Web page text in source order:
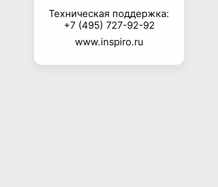
Техническая поддержка:
+7 (495) 727-92-92
www.inspiro.ru